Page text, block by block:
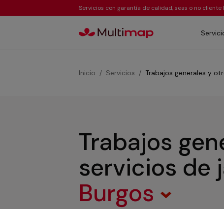
Servicios con garantía de calidad, seas o no cliente
Inicio Servicios Trabajos generales y
Trabajos
servicios de
Burgos